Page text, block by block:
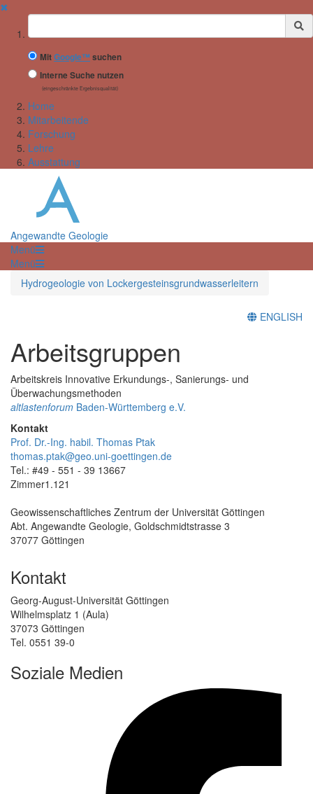
✖
Suchbegriff
MitGoogle™ suchen
Interne Suche nutzen
(eingeschränkte Ergebnisqualität)
Home
Mitarbeitende
Forschung
Lehre
Ausstattung
Angewandte Geologie
Menü
Menü
Hydrogeologie von Lockergesteinsgrundwasserleitern
ENGLISH
Arbeitsgruppen
Arbeitskreis Innovative Erkundungs-, Sanierungs- und
Überwachungsmethoden
altlastenforum Baden-Württemberg e.V.
Kontakt
Prof. Dr.-Ing. habil. Thomas Ptak
thomas.ptak@geo.uni-goettingen.de
Tel.: #49 - 551 - 39 13667
Zimmer1.121
Geowissenschaftliches Zentrum der Universität Göttingen
Abt. Angewandte Geologie, Goldschmidtstrasse 3
37077 Göttingen
Kontakt
Georg-August-Universität Göttingen
Wilhelmsplatz 1 (Aula)
37073 Göttingen
Tel. 0551 39-0
Soziale Medien